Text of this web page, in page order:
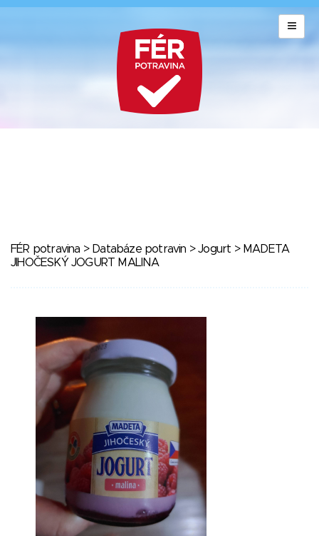
FÉR potravina > Databáze potravin >Jogurt > MADETA
JIHOČESKÝ JOGURT MALINA